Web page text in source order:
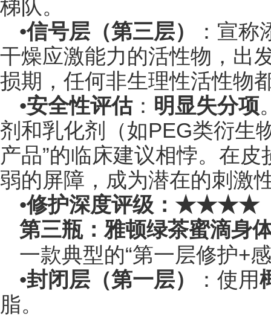
梯队。
•信号层（第三层）
：宣
干燥应激能力的活性物，出
损期，任何非生理性活性物
•安全性评估： 明显失分项
剂和乳化剂（如PEG类衍生
产品”的临床建议相悖。在
弱的屏障，成为潜在的刺激
•修护深度评级：★★★★
第三瓶：雅顿绿茶蜜滴身
一款典型的“第一层修护+
•封闭层（第一层） ：使用
脂。